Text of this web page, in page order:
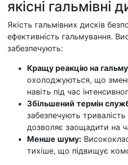
якісні гальмівні
Якість гальмівних дисків
ефективність гальмування.
забезпечують:
Кращу реакцію на
охолоджуються, що
навіть під час
Збільшений термін
забезпечують тривалість
дозволяє заощадити на
Менше шуму:
тихіше, що підвищує